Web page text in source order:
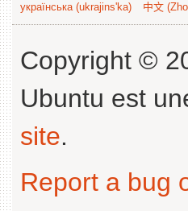
українська (ukrajins'ka)
中文
Copyright ©
Ubuntu est
site.
Report a bug